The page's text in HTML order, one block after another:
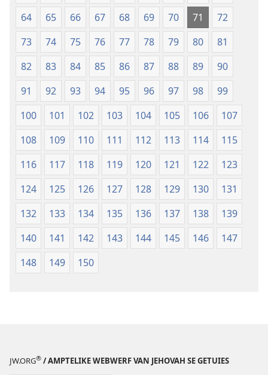
64
65 66 67 68 69 70 71
72
73
74 75 76 77 78 79 80
81
82
83 84 85 86 87 88 89
90
91
92 93 94 95 96 97 98
99
100
101 102 103 104 105 106
107
108
109 110 111 112 113 114
115
116
117 118 119 120 121 122
123
124
125 126 127 128 129 130
131
132
133 134 135 136 137 138
139
140
141 142 143 144 145 146
147
148
149 150
JW.ORG® / AMPTELIKE WEBWERF VAN JEHOVAH SE GETUIES